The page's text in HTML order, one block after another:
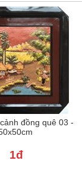
đồng quê 03 -
1đ